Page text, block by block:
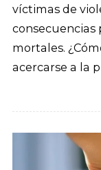
víctimas de
consecuencias
mortales.
acercarse a la